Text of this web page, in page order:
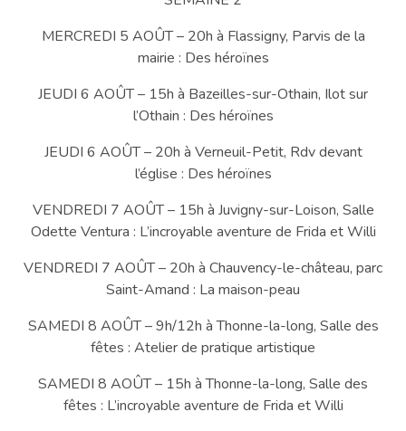
MERCREDI 5 AOÛT – 20h à Flassigny, Parvis de la
mairie : Des héroïnes
JEUDI 6 AOÛT – 15h à Bazeilles-sur-Othain, Ilot sur
l’Othain : Des héroïnes
JEUDI 6 AOÛT – 20h à Verneuil-Petit, Rdv devant
l’église : Des héroïnes
VENDREDI 7 AOÛT – 15h à Juvigny-sur-Loison, Salle
Odette Ventura : L’incroyable aventure de Frida et Willi
VENDREDI 7 AOÛT – 20h à Chauvency-le-château, parc
Saint-Amand : La maison-peau
SAMEDI 8 AOÛT – 9h/12h à Thonne-la-long, Salle des
fêtes : Atelier de pratique artistique
SAMEDI 8 AOÛT – 15h à Thonne-la-long, Salle des
fêtes : L’incroyable aventure de Frida et Willi